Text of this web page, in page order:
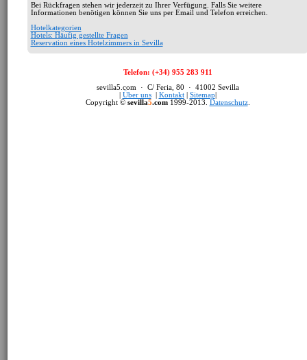
Bei Rückfragen stehen wir jederzeit zu Ihrer Verfügung. Falls Sie weitere
Informationen benötigen können Sie uns per Email und Telefon erreichen.
Hotelkategorien
Hotels: Häufig gestellte Fragen
Reservation eines Hotelzimmers in Sevilla
Telefon: (+34) 955 283 911
sevilla5.com · C/ Feria, 80 · 41002 Sevilla
Über uns| Kontakt| Sitemap
Copyright © sevilla5.com1999-2013. Datenschutz.